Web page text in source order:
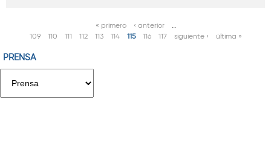
g
a
« primero ‹ anterior
…
109
110 111 112 113 114 115 116 117 siguiente › última »
PRENSA